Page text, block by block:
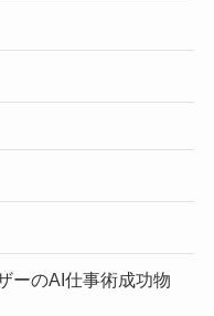
ーのAI仕事術成功物